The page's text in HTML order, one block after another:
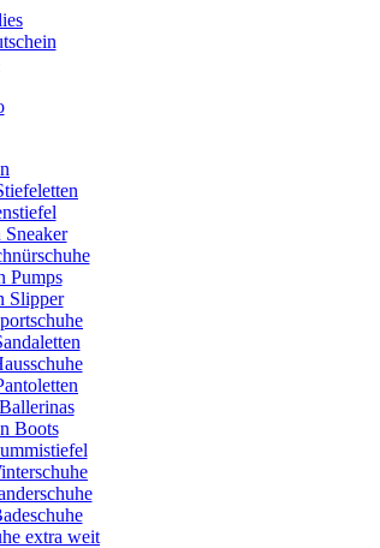
Sneaker
Pumps
Slipper
Boots
extra weit